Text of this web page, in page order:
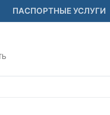
ПАСПОРТНЫЕ УСЛУГИ